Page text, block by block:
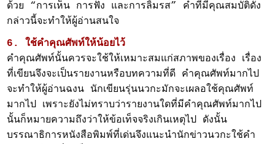
ด้วย “การเห็น การฟัง และการลิ้มรส” คำที่มีคุณสมบัติดัง
กล่าวนี้จะทำให้ผู้อ่านสนใจ
6. ใช้คำคุณศัพท์ให้น้อยไว้
คำคุณศัพท์นั้นควรจะใช้ให้เหมาะสมแก่สภาพของเรื่อง เรื่อง
ที่เขียนจึงจะเป็นรายงานหรือบทความที่ดี คำคุณศัพท์มากไป
จะทำให้ผู้อ่านฉงน นักเขียนรุ่นนวกะมักจะเผลอใช้คุณศัพท์
มากไป เพราะยังไม่ทราบว่ารายงานใดที่มีคำคุณศัพท์มากไป
นั้นก็หมายความถึงว่าให้ข้อเท็จจริงเกินเหตุไป ดังนั้น
บรรณาธิการหนังสือพิมพ์ที่เด่นจึงแนะนำนักข่าวนวกะใช้คำ